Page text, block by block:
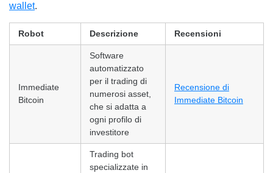
wallet.
Robot Descrizione Recensioni
Immediate
Bitcoin
Software
automatizzato
per il trading di
numerosi asset,
che si adatta a
ogni profilo di
investitore
Recensione di
Immediate Bitcoin
Trading bot
specializzate in